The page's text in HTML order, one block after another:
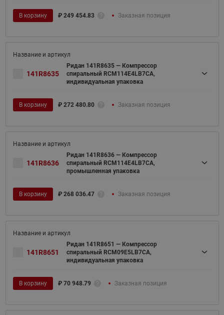
В корзину ₽ 249 454.83 Заказная позиция
141R8635
Ридан 141R8635 — Компрессор
спиральный RCM114E4LB7CA,
индивидуальная упаковка
В корзину ₽ 272 480.80 Заказная позиция
141R8636
Ридан 141R8636 — Компрессор
спиральный RCM114E4LB7CA,
промышленная упаковка
В корзину ₽ 268 036.47 Заказная позиция
141R8651
Ридан 141R8651 — Компрессор
спиральный RCM09E5LB7CA,
индивидуальная упаковка
В корзину ₽ 70 948.79 Заказная позиция